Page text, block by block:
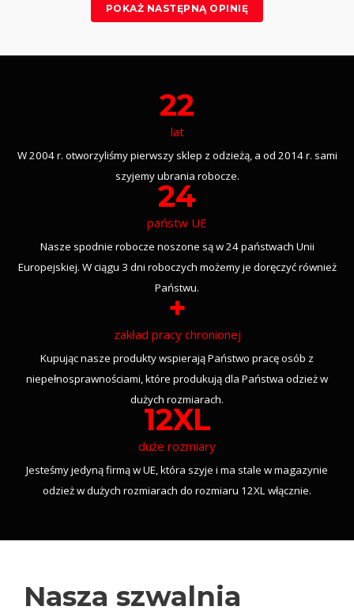
POKAŻ NASTĘPNĄ OPINIĘ
22
lat
W 2004 r. otworzyliśmy pierwszy sklep z odzieżą, a od 2014 r. sami
szyjemy ubrania robocze.
24
państw UE
Nasze spodnie robocze noszone są w 24 państwach Unii
Europejskiej. W ciągu 3 dni roboczych możemy je doręczyć również
Państwu.
+
zakład pracy chronionej
Kupując nasze produkty wspierają Państwo pracę osób z
niepełnosprawnościami, które produkują dla Państwa odzież w
dużych rozmiarach.
12XL
duże rozmiary
Jesteśmy jedyną firmą w UE, która szyje i ma stale w magazynie
odzież w dużych rozmiarach do rozmiaru 12XL włącznie.
Nasza szwalnia